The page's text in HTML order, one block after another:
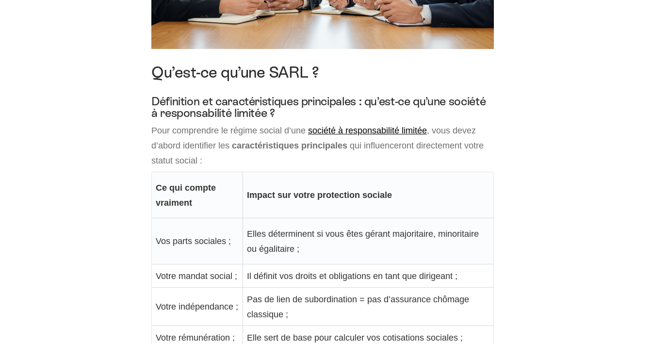
Qu’est-ce qu’une SARL ?
Définition et caractéristiques principales : qu’est-ce qu’une société
à responsabilité limitée ?
Pour comprendre le régime social d’une société à responsabilité limitée, vous devez
d’abord identifier les caractéristiques principales qui influenceront directement votre
statut social :
Ce qui compte
vraiment
Impact sur votre protection sociale
Vos parts sociales ;
Elles déterminent si vous êtes gérant majoritaire, minoritaire
ou égalitaire ;
Votre mandat social ; Il définit vos droits et obligations en tant que dirigeant ;
Votre indépendance ;
Pas de lien de subordination = pas d’assurance chômage
classique ;
Votre rémunération ; Elle sert de base pour calculer vos cotisations sociales ;